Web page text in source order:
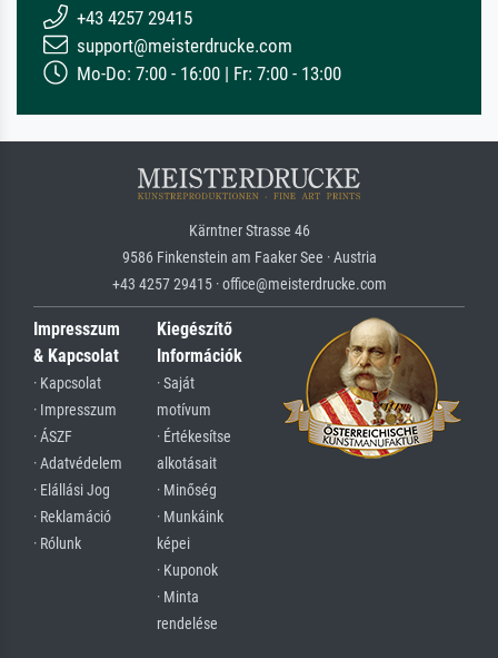
+43 4257 29415
support@meisterdrucke.com
Mo-Do: 7:00 - 16:00 | Fr: 7:00 - 13:00
Kärntner Strasse 46
9586 Finkenstein am Faaker See · Austria
+43 4257 29415 · office@meisterdrucke.com
Impresszum
& Kapcsolat
· Kapcsolat
· Impresszum
· ÁSZF
· Adatvédelem
· Elállási Jog
· Reklamáció
· Rólunk
Kiegészítő
Információk
· Saját
motívum
· Értékesítse
alkotásait
· Minőség
· Munkáink
képei
· Kuponok
· Minta
rendelése